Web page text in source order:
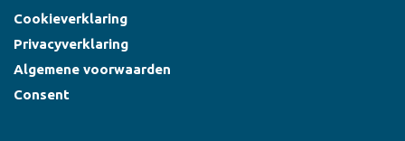
Cookieverklaring
Privacyverklaring
Algemene voorwaarden
Consent